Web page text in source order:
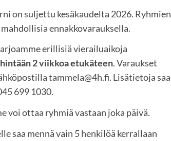
on suljettu kesäkaudelta 2026. Ryhmien
ennakkovarauksella.
erillisiä vierailuaikoja
2 viikkoa etukäteen. Varaukset
tammela@4h.fi. Lisätietoja saa
699 1030.
voi ottaa ryhmiä vastaan joka päivä.
saa mennä vain 5 henkilöä kerrallaan